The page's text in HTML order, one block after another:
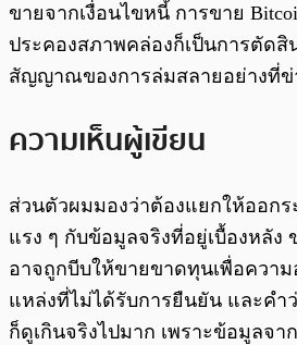
ขายจากเงื่อนไขหนี้ การขาย
ประคองสภาพคล่องก็เป็นการตัดสิ
สัญญาณของการล่มสลายอย่างที่ข่
ความเห็นผู้เขียน
ส่วนตัวผมมองว่าต้องแยกให้ออก
แรง ๆ กับข้อมูลจริงที่อยู่เบื้องหลัง
อาจถูกบีบให้ขายขาดทุนเพื่อควา
แหล่งที่ไม่ได้รับการยืนยัน และคำ
ก็ดูเกินจริงไปมาก เพราะข้อมูลจา